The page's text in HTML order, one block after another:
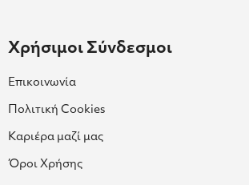
Χρήσιμοι Σύνδεσμοι
Επικοινωνία
Πολιτική Cookies
Καριέρα μαζί μας
Όροι Χρήσης